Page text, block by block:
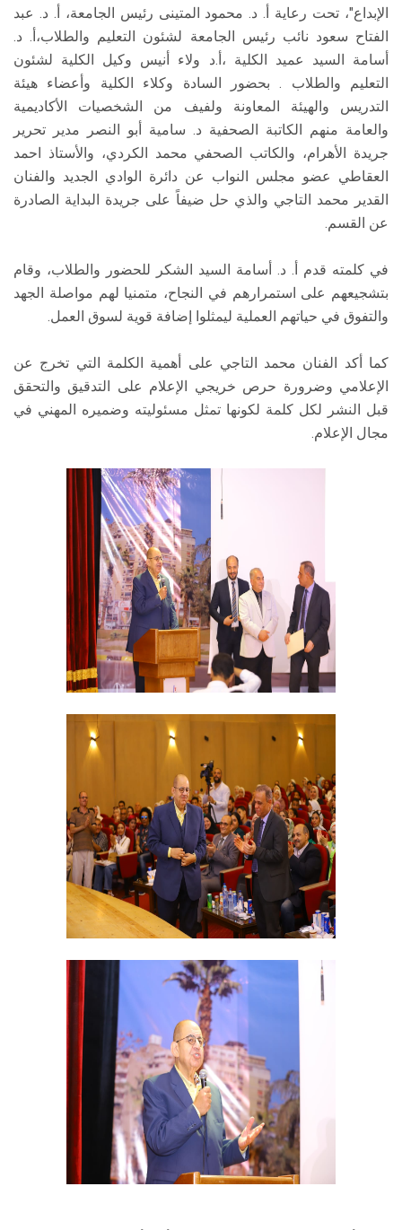
الإبداع"، تحت رعاية أ. د. محمود المتينى رئيس الجامعة، أ. د. عبد
الفتاح سعود نائب رئيس الجامعة لشئون التعليم والطلاب،أ. د.
أسامة السيد عميد الكلية ،أ.د ولاء أنيس وكيل الكلية لشئون
التعليم والطلاب . بحضور السادة وكلاء الكلية وأعضاء هيئة
التدريس والهيئة المعاونة ولفيف من الشخصيات الأكاديمية
والعامة منهم الكاتبة الصحفية د. سامية أبو النصر مدير تحرير
جريدة الأهرام، والكاتب الصحفي محمد الكردي، والأستاذ احمد
العقاطي عضو مجلس النواب عن دائرة الوادي الجديد والفنان
القدير محمد التاجي والذي حل ضيفاً على جريدة البداية الصادرة
عن القسم.
في كلمته قدم أ. د. أسامة السيد الشكر للحضور والطلاب، وقام
بتشجيعهم على استمرارهم في النجاح، متمنيا لهم مواصلة الجهد
والتفوق في حياتهم العملية ليمثلوا إضافة قوية لسوق العمل.
كما أكد الفنان محمد التاجي على أهمية الكلمة التي تخرج عن
الإعلامي وضرورة حرص خريجي الإعلام على التدقيق والتحقق
قبل النشر لكل كلمة لكونها تمثل مسئوليته وضميره المهني في
مجال الإعلام.